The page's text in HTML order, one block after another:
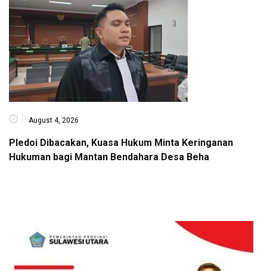
August 4, 2026
Pledoi Dibacakan, Kuasa Hukum Minta Keringanan
Hukuman bagi Mantan Bendahara Desa Beha